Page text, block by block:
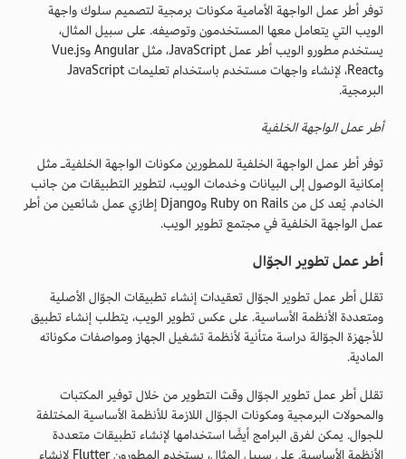
توفر أطر عمل الواجهة الأمامية مكونات برمجية لتصميم سلوك واجهة
الويب التي يتعامل معها المستخدمون وتوصيفه. على سبيل المثال،
يستخدم مطورو الويب أطر عمل JavaScript، مثل Angular وVue.js
وReact، لإنشاء واجهات مستخدم باستخدام تعليمات JavaScript
البرمجية.
أطر عمل الواجهة الخلفية
توفر أطر عمل الواجهة الخلفية للمطورين مكونات الواجهة الخلفيةـ مثل
إمكانية الوصول إلى البيانات وخدمات الويب، لتطوير التطبيقات من جانب
الخادم. يُعد كل من Ruby on Rails وDjango إطارَي عمل شائعين من أطر
عمل الواجهة الخلفية في مجتمع تطوير الويب.
أطر عمل تطوير الجوّال
تقلل أطر عمل تطوير الجوّال تعقيدات إنشاء تطبيقات الجوّال الأصلية
ومتعددة الأنظمة الأساسية. على عكس تطوير الويب، يتطلب إنشاء تطبيق
للأجهزة الجوّالة دراسة متأنية لأنظمة تشغيل الجهاز ومواصفات مكوناته
المادية.
تقلل أطر عمل تطوير الجوّال وقت التطوير من خلال توفير المكتبات
والمحولات البرمجية ومكونات الجوّال اللازمة للأنظمة الأساسية المختلفة
للجوال. يمكن لفرق البرامج أيضًا استخدامها لإنشاء تطبيقات متعددة
الأنظمة الأساسية. على سبيل المثال، يستخدم المطورون Flutter لإنشاء